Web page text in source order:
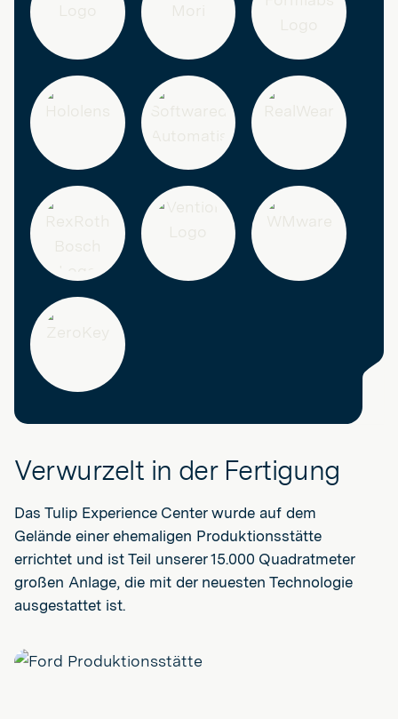
Verwurzelt in der Fertigung
Das Tulip Experience Center wurde auf dem
Gelände einer ehemaligen Produktionsstätte
errichtet und ist Teil unserer 15.000 Quadratmeter
großen Anlage, die mit der neuesten Technologie
ausgestattet ist.